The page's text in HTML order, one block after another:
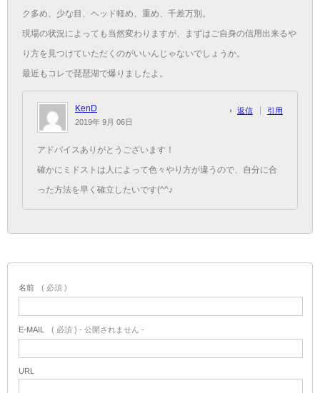
ク多め、少な目、ヘッド軽め、重め、千差万別。
現場の状況によっても当然変わりますが、まずはご自身の信用出来るや
り方を見つけていただくのがいいんじゃないでしょうか。
最近もコレで琵琶湖で爆りましたよ。
KenD
2019年 9月 06日
返信 引用
アドバイスありがとうございます！
確かにミドストは人によって色々やり方が違うので、自分に合
った方法を早く確立したいです(^^♪
名前 ( 必須 )
E-MAIL ( 必須 ) - 公開されません -
URL